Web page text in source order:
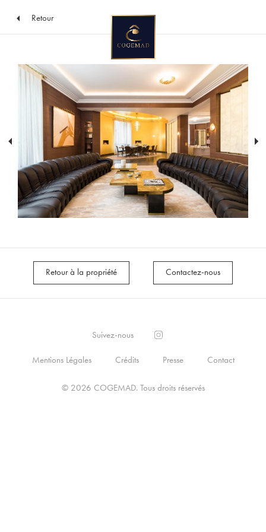
Retour
Retour à la propriété Contactez-nous
Suivez-nous
Mentions Légales Crédits Presse Contact
© 2026 COGEMAD. Tous droits réservés